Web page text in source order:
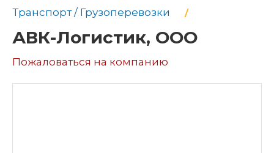
Транспорт / Грузоперевозки
АВК-Логистик, ООО
Пожаловаться на компанию